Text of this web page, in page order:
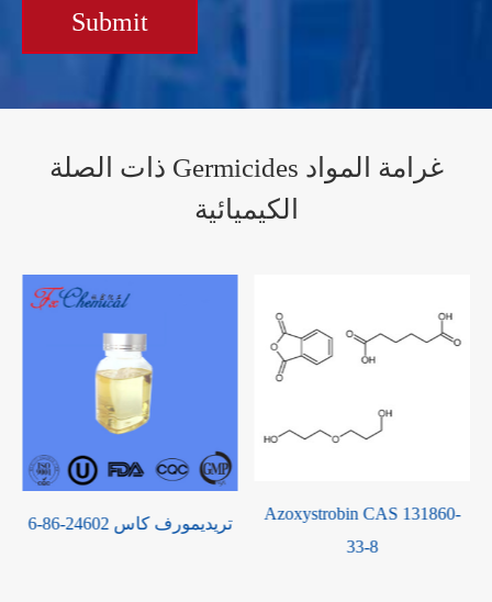
Submit
ذات الصلة Germicides غرامة المواد
الكيميائية
تريديمورف كاس
Azoxystrobin CAS 131860-
8018-01-7